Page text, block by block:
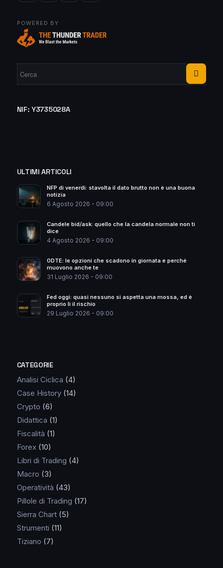
POWERED BY
NIF: Y3735028A
ULTIMI ARTICOLI
NFP di venerdì: stavolta il dato brutto non è una buona
notizia
6 Agosto 2026 - 09:00
Candele bid/ask: quello che la candela normale non ti
dice
4 Agosto 2026 - 09:00
0DTE: le opzioni che scadono in giornata e perché
muovono anche te
31 Luglio 2026 - 09:00
Fed oggi: quasi nessuno si aspetta una mossa, ed è
proprio lì il rischio
29 Luglio 2026 - 09:00
CATEGORIE
Analisi Ciclica (4)
Case History(14)
Crypto (6)
Didattica (1)
Fiscalità (1)
Forex(10)
Libri di Trading (4)
Macro (3)
Operatività (43)
Pillole di Trading (17)
Sierra Chart(5)
Strumenti (11)
Tiziano (7)